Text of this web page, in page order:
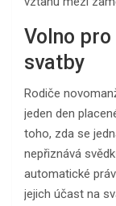
Volno
svatby
Rodiče
jeden den
toho, zda se
nepřiznává
automatické
jejich účast na